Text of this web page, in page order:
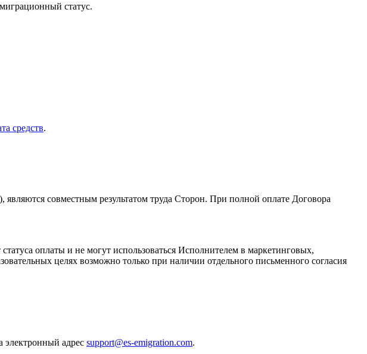
статус.
средств.
совместным результатом труда Сторон. При полной оплате Договора
оплаты и не могут использоваться Исполнителем в маркетинговых,
целях возможно только при наличии отдельного письменного согласия
электронный адрес support@es-emigration.com.